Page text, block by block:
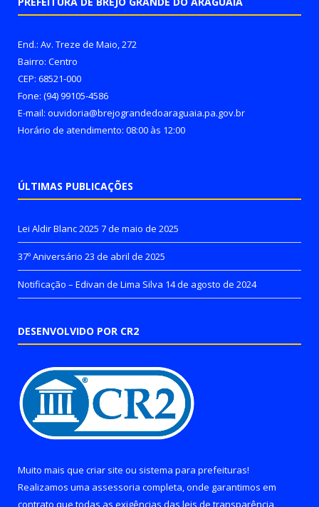
End.: Av. Treze de Maio, 272
Bairro: Centro
CEP: 68521-000
Fone: (94) 99105-4586
E-mail: ouvidoria@brejograndedoaraguaia.pa.gov.br
Horário de atendimento: 08:00 às 12:00
ÚLTIMAS PUBLICAÇÕES
Lei Aldir Blanc 2025 7 de maio de 2025
37º Aniversário 23 de abril de 2025
Notificação – Edivan de Lima Silva 14 de agosto de 2024
DESENVOLVIDO POR CR2
Muito mais que criar site ou sistema para prefeituras!
Realizamos uma assessoria completa, onde garantimos em